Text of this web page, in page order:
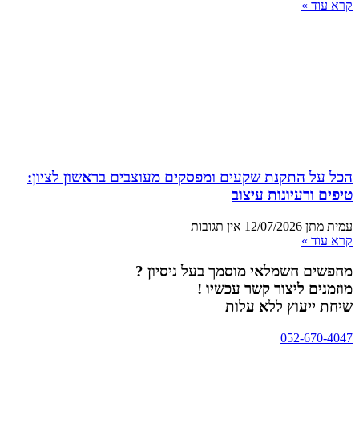
קרא עוד »
הכל על התקנת שקעים ומפסקים מעוצבים בראשון לציון:
טיפים ורעיונות עיצוב
עמית מתן 12/07/2026 אין תגובות
קרא עוד »
מחפשים חשמלאי מוסמך בעל ניסיון ?
מוזמנים ליצור קשר עכשיו !
שיחת ייעוץ ללא עלות
052-670-4047